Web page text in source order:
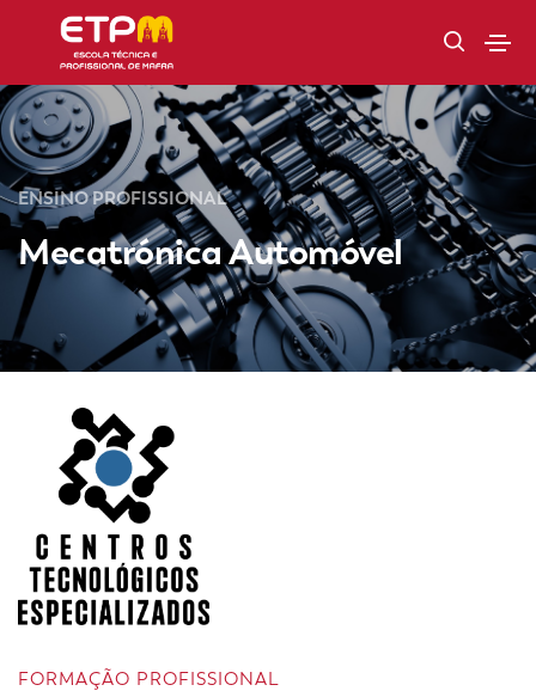
ENSINO PROFISSIONAL
Mecatrónica Automóvel
FORMAÇÃO PROFISSIONAL